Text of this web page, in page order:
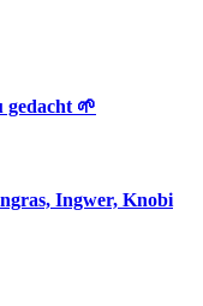
gedacht 🌱
Ingwer, Knobi